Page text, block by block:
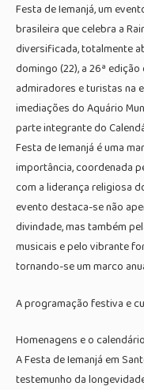
Festa de Iemanjá, um
brasileira que celebra a
diversificada, totalmente
domingo (22), a 26ª
admiradores e turistas na
imediações do Aquário
parte integrante do
Festa de Iemanjá é uma
importância, coordenada
com a liderança religiosa
evento destaca-se não
divindade, mas também
musicais e pelo vibrante
tornando-se um marco
A programação festiva e
Homenagens e o
A Festa de Iemanjá em
testemunho da